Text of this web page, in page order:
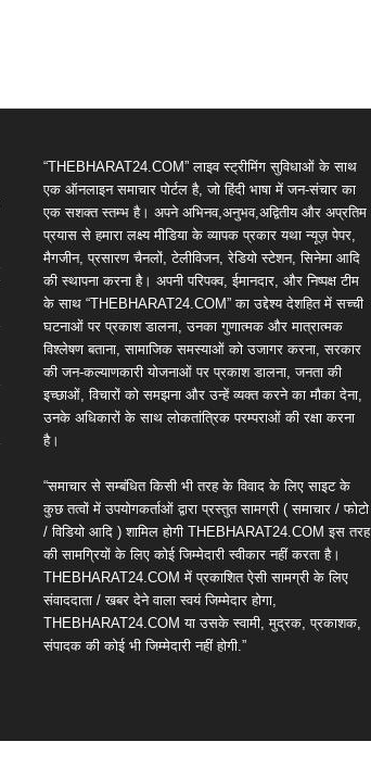
“THEBHARAT24.COM” लाइव स्ट्रीमिंग सुविधाओं के साथ
एक ऑनलाइन समाचार पोर्टल है, जो हिंदी भाषा में जन-संचार का
एक सशक्त स्तम्भ है। अपने अभिनव,अनुभव,अद्वितीय और अप्रतिम
प्रयास से हमारा लक्ष्य मीडिया के व्यापक प्रकार यथा न्यूज़ पेपर,
मैगजीन, प्रसारण चैनलों, टेलीविजन, रेडियो स्टेशन, सिनेमा आदि
की स्थापना करना है। अपनी परिपक्व, ईमानदार, और निष्पक्ष टीम
के साथ “THEBHARAT24.COM” का उद्देश्य देशहित में सच्ची
घटनाओं पर प्रकाश डालना, उनका गुणात्मक और मात्रात्मक
विश्लेषण बताना, सामाजिक समस्याओं को उजागर करना, सरकार
की जन-कल्याणकारी योजनाओं पर प्रकाश डालना, जनता की
इच्छाओं, विचारों को समझना और उन्हें व्यक्त करने का मौका देना,
उनके अधिकारों के साथ लोकतांत्रिक परम्पराओं की रक्षा करना
है।
“समाचार से सम्बंधित किसी भी तरह के विवाद के लिए साइट के
कुछ तत्वों में उपयोगकर्ताओं द्वारा प्रस्तुत सामग्री ( समाचार / फोटो
/ विडियो आदि ) शामिल होगी THEBHARAT24.COM इस तरह
की सामग्रियों के लिए कोई जिम्मेदारी स्वीकार नहीं करता है।
THEBHARAT24.COM में प्रकाशित ऐसी सामग्री के लिए
संवाददाता / खबर देने वाला स्वयं जिम्मेदार होगा,
THEBHARAT24.COM या उसके स्वामी, मुद्रक, प्रकाशक,
संपादक की कोई भी जिम्मेदारी नहीं होगी.”